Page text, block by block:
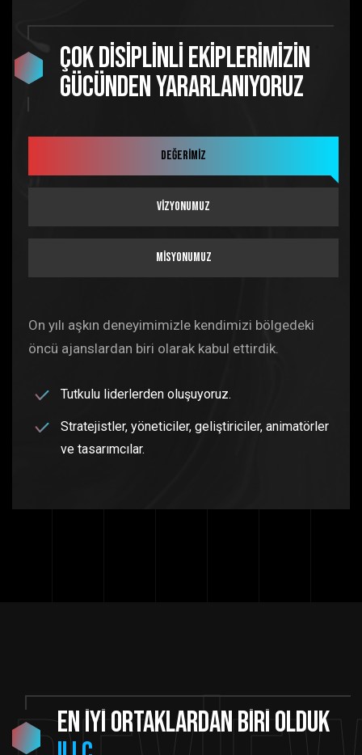
çok disiplinli ekiplerimizin
gücünden yararlanıyoruz
Değerimiz
Vizyonumuz
Misyonumuz
On yılı aşkın deneyimimizle kendimizi bölgedeki
öncü ajanslardan biri olarak kabul ettirdik.
Tutkulu liderlerden oluşuyoruz.
Stratejistler, yöneticiler, geliştiriciler, animatörler
ve tasarımcılar.
Eniyiortaklardanbiriolduk